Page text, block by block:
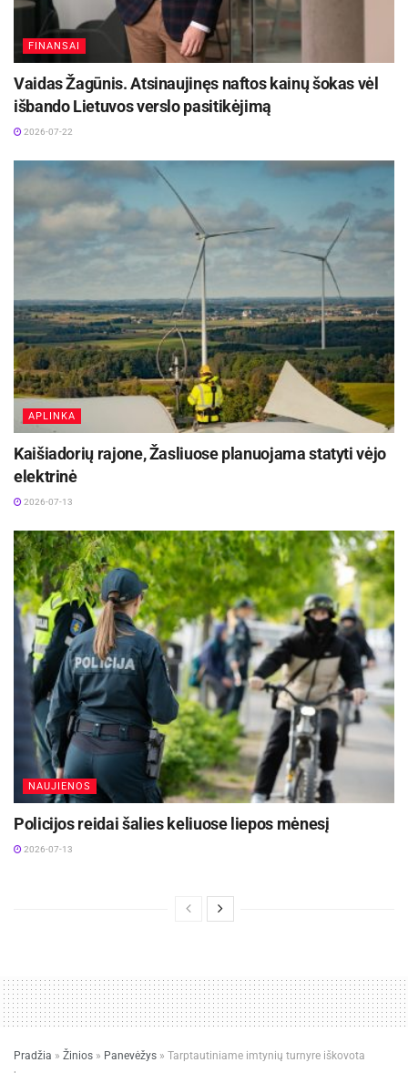
FINANSAI
Vaidas Žagūnis. Atsinaujinęs naftos kainų šokas vėl
išbando Lietuvos verslo pasitikėjimą
2026-07-22
APLINKA
Kaišiadorių rajone, Žasliuose planuojama statyti vėjo
elektrinė
2026-07-13
NAUJIENOS
Policijos reidai šalies keliuose liepos mėnesį
2026-07-13
Pradžia » Žinios » Panevėžys » Tarptautiniame imtynių turnyre iškovota